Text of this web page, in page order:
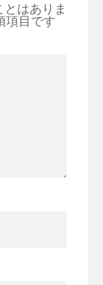
はありま
項目です